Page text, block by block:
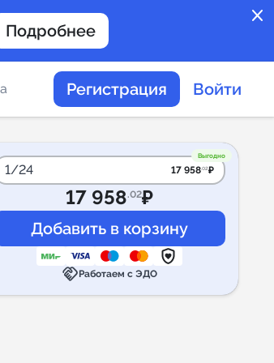
close
Подробнее
в
Регистрация Войти
Выгодно
1/24 17 958.02₽
17 958.02₽
handshakeРаботаем с ЭДО